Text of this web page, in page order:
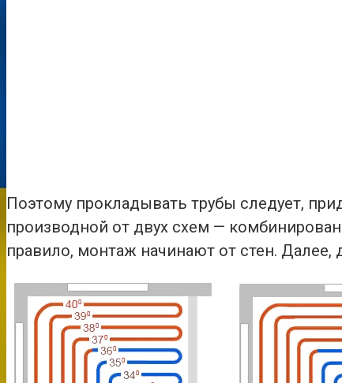
Поэтому прокладывать трубы следует,
производной от двух схем —
правило, монтаж начинают от стен. Далее,